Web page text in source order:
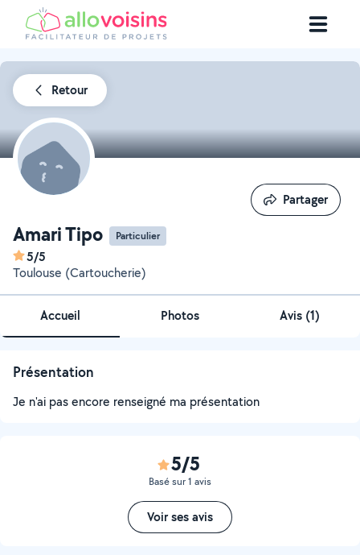
Retour
Amari Tipo Particulier
5/5
Toulouse (Cartoucherie)
Partager
Partager
Accueil Photos Avis (1)
Présentation
Je n'ai pas encore renseigné ma présentation
5/5
Basé sur 1 avis
Voir ses avis